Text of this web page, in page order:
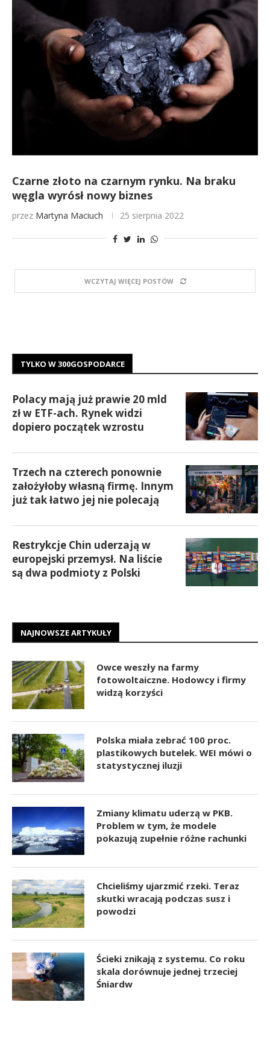
Czarne złoto na czarnym rynku. Na braku
węgla wyrósł nowy biznes
przez Martyna Maciuch 25 sierpnia 2022
WCZYTAJ WIĘCEJ POSTÓW
TYLKO W 300GOSPODARCE
Polacy mają już prawie 20 mld
zł w ETF-ach. Rynek widzi
dopiero początek wzrostu
Trzech na czterech ponownie
założyłoby własną firmę. Innym
już tak łatwo jej nie polecają
Restrykcje Chin uderzają w
europejski przemysł. Na liście
są dwa podmioty z Polski
NAJNOWSZE ARTYKUŁY
Owce weszły na farmy
fotowoltaiczne. Hodowcy i firmy
widzą korzyści
Polska miała zebrać 100 proc.
plastikowych butelek. WEI mówi o
statystycznej iluzji
Zmiany klimatu uderzą w PKB.
Problem w tym, że modele
pokazują zupełnie różne rachunki
Chcieliśmy ujarzmić rzeki. Teraz
skutki wracają podczas susz i
powodzi
Ścieki znikają z systemu. Co roku
skala dorównuje jednej trzeciej
Śniardw